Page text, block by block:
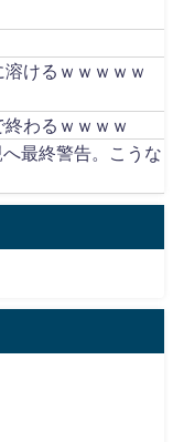
溶けるｗｗｗｗｗ
終わるｗｗｗｗ
最終警告。こうな